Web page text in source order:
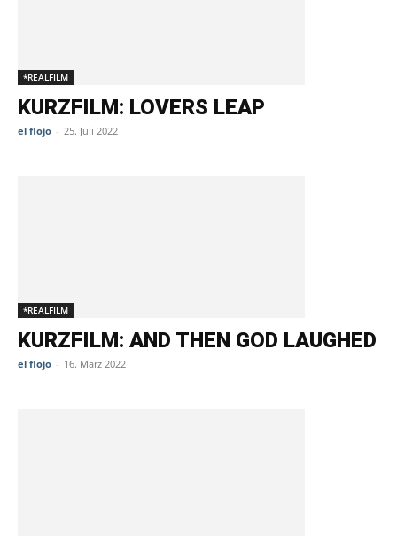
*REALFILM
KURZFILM: LOVERS LEAP
el flojo - 25. Juli 2022
*REALFILM
KURZFILM: AND THEN GOD LAUGHED
el flojo - 16. März 2022